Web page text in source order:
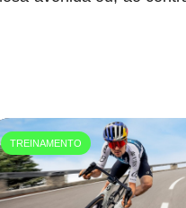
TREINAMENTO